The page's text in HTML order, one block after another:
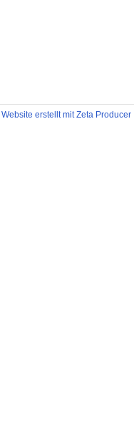
Website erstellt mit Zeta Producer